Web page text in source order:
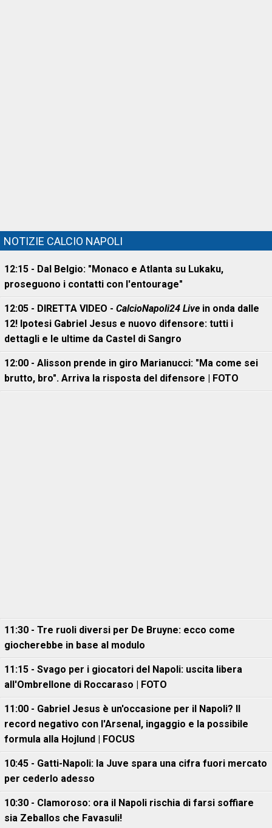
NOTIZIE CALCIO NAPOLI
12:15 - Dal Belgio: "Monaco e Atlanta su Lukaku,
proseguono i contatti con l'entourage"
12:05 - DIRETTA VIDEO - CalcioNapoli24 Live in onda dalle
12! Ipotesi Gabriel Jesus e nuovo difensore: tutti i
dettagli e le ultime da Castel di Sangro
12:00 - Alisson prende in giro Marianucci: "Ma come sei
brutto, bro". Arriva la risposta del difensore | FOTO
11:30 - Tre ruoli diversi per De Bruyne: ecco come
giocherebbe in base al modulo
11:15 - Svago per i giocatori del Napoli: uscita libera
all'Ombrellone di Roccaraso | FOTO
11:00 - Gabriel Jesus è un'occasione per il Napoli? Il
record negativo con l'Arsenal, ingaggio e la possibile
formula alla Hojlund | FOCUS
10:45 - Gatti-Napoli: la Juve spara una cifra fuori mercato
per cederlo adesso
10:30 - Clamoroso: ora il Napoli rischia di farsi soffiare
sia Zeballos che Favasuli!